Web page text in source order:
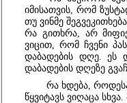
იმისათვის, რომ
თუ ვინმე
რა გითხრა, არ
ვიცით, რომ ჩვენი
დაბადების დღე. ეს
დაბადების დღეზე
რა ხდება,
წყვიტავს ვიღაცა